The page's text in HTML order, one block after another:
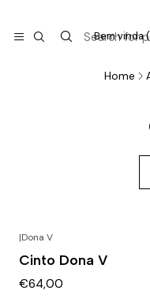
Bem vinda
Home
|Dona V
Cinto Dona V
€64,00